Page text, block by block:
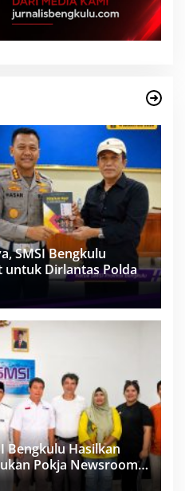
SMSI Bengkulu
untuk Dirlantas Polda
Bengkulu Hasilkan
Pokja Newsroom